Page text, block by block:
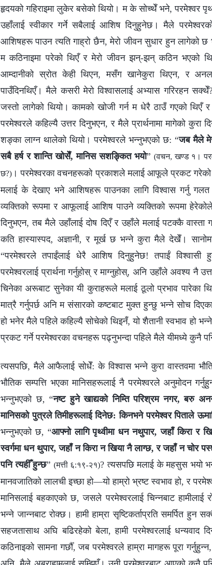
हृदयको गहिराइमा लुकेर बसेको थियो। म के सोच्थेँ भने, परमेश्‍वर
उहाँलाई स्वीकार गर्ने सबैलाई आशिष दिनुहुनेछ। मैले
आशिषहरू पाउन त्यति गाह्रो छैन, मेरो जीवन सुधार हुन लागेको छ
म कठिनाइमा परेको थिएँ र मेरो जीवन झन्-झन् कठिन भएको
आम्दानीको स्रोत केही थिएन, मसँग खानेकुरा थिएन, र
पाउँदिनथिएँ। मैले कसरी मेरो विश्‍वासलाई अभ्यास गरिरहन
जस्तो लागेको थियो। कामको खोजी गर्न म धेरै ठाउँ गएको थिएँ र
परमेश्‍वरले कहिल्यै उत्तर दिनुभएन, र मैले प्रार्थनामा मागेको
शङ्का लाग्‍न थालेको थियो। परमेश्‍वरले भन्‍नुभएको छ: “जब मैले
सबै हर्ष र शान्ति खोसेँ, मानिस सशङ्कित भयो” (वचन, खण्ड १।
छ?) । परमेश्‍वरका वचनहरूको प्रकाशले मलाई आफूले प्रकट गरेको
मलाई के देखाए भने आशिषहरू पाउनका लागि विश्‍वास गर्नु
व्यक्तिको रूपमा र आफूलाई आशिष पाउने व्यक्तिको रूपमा
दिनुभएन, तब मैले उहाँलाई दोष दिएँ र उहाँले मलाई पटक्‍कै वास्ता
कति हास्यास्पद, अज्ञानी, र मूर्ख छ भन्‍ने कुरा मैले देखेँ।
“परमेश्‍वरले तपाईंलाई धेरै आशिष दिनुहुनेछ! तपाईं
परमेश्‍वरलाई प्रार्थना गर्नुहोस् र माग्‍नुहोस्, अनि उहाँले अवश्य नै
चिनेका अरूबाट सुनेका यी कुराहरूले मलाई ठूलो प्रभाव पारेका
मात्रै गर्नुपर्छ अनि म संसारको कष्टबाट मुक्त हुन्छु भन्‍ने सोच
हो भनेर मैले पहिले कहिल्यै सोचेको थिइनँ, यो शैतानी स्वभाव हो
प्रकट गर्ने परमेश्‍वरका वचनहरू पढ्नुभन्दा पहिले मैले यीमध्ये कुनै
त्यसपछि, मैले आफैलाई सोधेँ: के विश्‍वास भन्ने कुरा वास्तवमा
भौतिक सम्पत्ति भएका मानिसहरूलाई नै परमेश्‍वरले अनुमोदन
भन्‍नुभएको छ, “नष्ट हुने खाद्यको निम्ति परिश्रम नगर, बरु
मानिसको पुत्रले तिमीहरूलाई दिनेछ: किनभने परमेश्‍वर पिताले
भन्नुभएको छ, “आफ्‍नो लागि पृथ्वीमा धन नथुपार, जहाँ किरा र
स्वर्गमा धन थुपार, जहाँ न किरा न खिया नै लाग्छ, र जहाँ न चोर
पनि त्यहीँ हुन्छ” (मत्ती ६:१९-२१)? त्यसपछि मलाई के महसुस भयो
मानवजातिको लालची इच्‍छा हो—यो हाम्रो भ्रष्ट स्वभाव हो, र
मानिसलाई बहकाएको छ, जसले परमेश्‍वरलाई चिन्‍नबाट हामीलाई
भन्ने जान्‍नबाट रोक्छ। हामी हाम्रा सृष्टिकर्ताप्रति समर्पित हुन
सहजतासाथ अघि बढिरहेको बेला, हामी परमेश्‍वरलाई धन्यवाद
कठिनाइको सामना गर्छौँ, जब परमेश्‍वरले हाम्रा मागहरू पूरा